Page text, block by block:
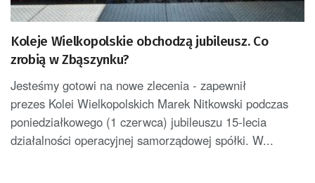
Koleje Wielkopolskie obchodzą jubileusz. Co
zrobią w Zbąszynku?
Jesteśmy gotowi na nowe zlecenia - zapewnił
prezes Kolei Wielkopolskich Marek Nitkowski podczas
poniedziałkowego (1 czerwca) jubileuszu 15-lecia
działalności operacyjnej samorządowej spółki. W...